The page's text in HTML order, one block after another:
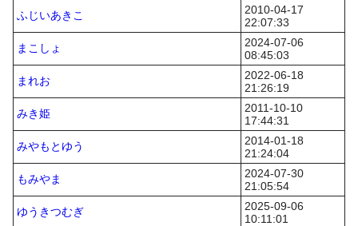
ふじいあきこ
2010-04-17
22:07:33
まこしょ
2024-07-06
08:45:03
まれお
2022-06-18
21:26:19
みき姫
2011-10-10
17:44:31
みやもとゆう
2014-01-18
21:24:04
もみやま
2024-07-30
21:05:54
ゆうきつむぎ
2025-09-06
10:11:01